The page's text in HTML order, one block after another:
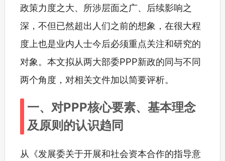
政策力度之大、所涉层面之广、后续影响之
深，不但已然超出人们之前的想象，在很大程
度上也是业内人士今后必须重点关注和研究的
对象。本文拟从两大部委PPP新政的同与不同
两个角度，对相关文件加以简要评析。
一、对PPP核心要素、基本理念
及原则的认识趋同
从《发展委关于开展和社会资本合作的指导意